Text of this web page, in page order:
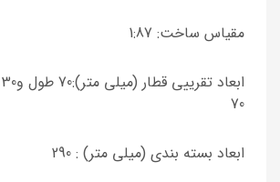
مقیاس ساخت: 1:87
70
ابعاد بسته بندی (میلی متر) : 290